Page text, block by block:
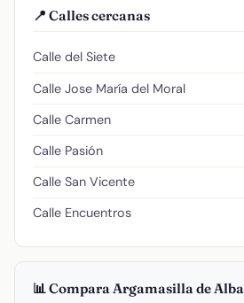
📍 Calles cercanas
Calle del Siete
Calle Jose María del Moral
Calle Carmen
Calle Pasión
Calle San Vicente
Calle Encuentros
📊 Compara Argamasilla de Alba